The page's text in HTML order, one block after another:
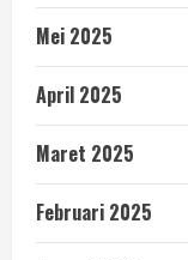
Mei 2025
April 2025
Maret 2025
Februari 2025